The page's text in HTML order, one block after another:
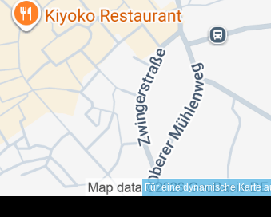
Für eine dynamische Karte